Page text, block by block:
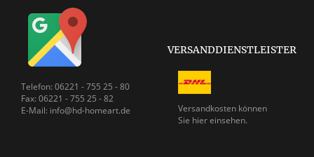
Telefon: 06221 - 755 25 - 80
Fax: 06221 - 755 25 - 82
E-Mail: info@hd-homeart.de
VERSANDDIENSTLEISTER
Versandkosten können
Sie hier einsehen.